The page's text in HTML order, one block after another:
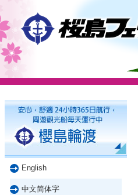
English
中文简体字